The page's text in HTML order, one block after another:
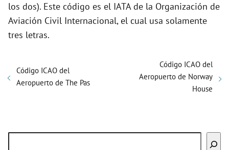
los dos). Este código es el IATA de la Organización de
Aviación Civil Internacional, el cual usa solamente
tres letras.
Código ICAO del
Aeropuerto de The Pas
Código ICAO del
Aeropuerto de Norway
House